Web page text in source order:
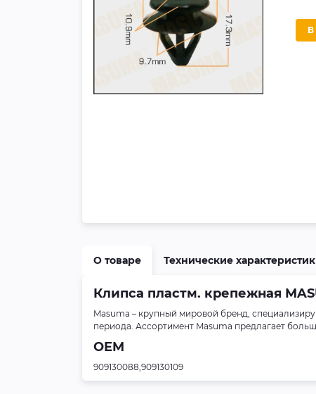
О товаре Технические
Клипса пластм. крепежная
Masuma – крупный мировой бренд,
периода. Ассортимент Masuma предлагает
OEM
909130088,909130109